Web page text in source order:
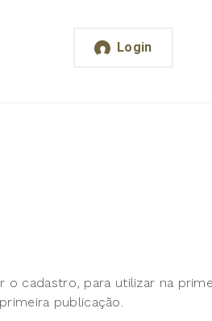
Login
cadastro, para utilizar na
publicação.